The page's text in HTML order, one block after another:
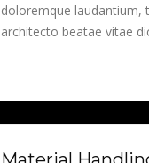
doloremque laudantium,
architecto beatae vitae